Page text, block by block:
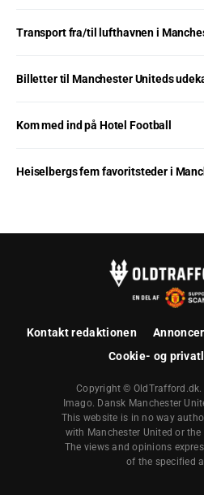
Transport fra/til lufthavnen i
Billetter til Manchester Uniteds
Kom med ind på Hotel Football
Heiselbergs fem favoritsteder i
Kontakt redaktionen
Cookie- og
Copyright © OldTrafford.dk.
Imago. Dansk Manchester
This website is in no way
with Manchester United or
The views and opinions
of the specified